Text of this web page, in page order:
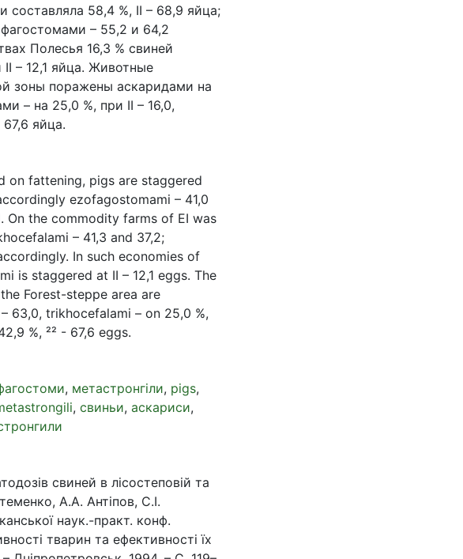
58,4 %, ІІ – 68,9 яйца;
– 55,2 и 64,2
Полесья 16,3 % свиней
– 12,1 яйца. Животные
зоны поражены аскаридами на
– на 25,0 %, при ІІ – 16,0,
яйца.
on fattening, pigs are staggered
ezofagostomami – 41,0
the commodity farms of EI was
– 41,3 and 37,2;
In such economies of
is staggered at ІІ – 12,1 eggs. The
Forest-steppe area are
63,0, trikhocefalami – on 25,0 %,
%, ²² - 67,6 eggs.
, метастронгіли, pigs,
, свиньи, аскариси,
свиней в лісостеповій та
А.А. Антіпов, С.І.
наук.-практ. конф.
тварин та ефективності їх